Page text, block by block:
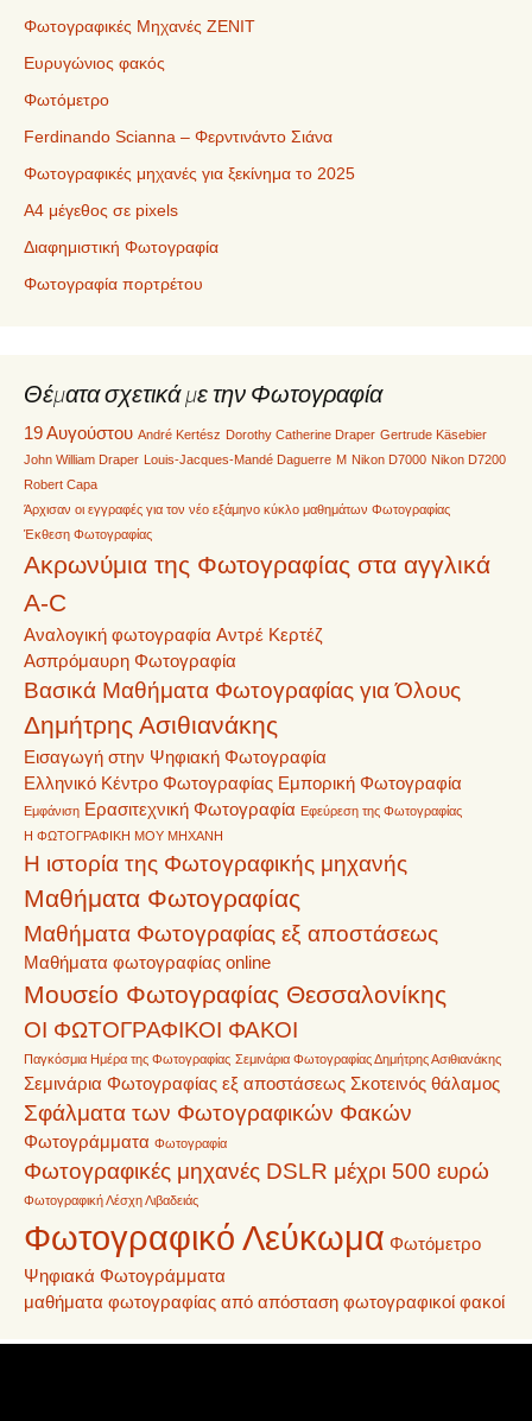
Φωτογραφικές Μηχανές ZENIT
Ευρυγώνιος φακός
Φωτόμετρο
Ferdinando Scianna – Φερντινάντο Σιάνα
Φωτογραφικές μηχανές για ξεκίνημα το 2025
Α4 μέγεθος σε pixels
Διαφημιστική Φωτογραφία
Φωτογραφία πορτρέτου
Θέματα σχετικά με την Φωτογραφία
19 Αυγούστου André Kertész Dorothy Catherine Draper Gertrude Käsebier
John William Draper Louis-Jacques-Mandé Daguerre M Nikon D7000 Nikon D7200
Robert Capa
Άρχισαν οι εγγραφές για τον νέο εξάμηνο κύκλο μαθημάτων Φωτογραφίας
Έκθεση Φωτογραφίας
Ακρωνύμια της Φωτογραφίας στα αγγλικά
A-C
Αναλογική φωτογραφία Αντρέ Κερτέζ
Ασπρόμαυρη Φωτογραφία
Βασικά Μαθήματα Φωτογραφίας για Όλους
Δημήτρης Ασιθιανάκης
Εισαγωγή στην Ψηφιακή Φωτογραφία
Ελληνικό Κέντρο Φωτογραφίας Εμπορική Φωτογραφία
Εμφάνιση Ερασιτεχνική Φωτογραφία Εφεύρεση της Φωτογραφίας
Η ΦΩΤΟΓΡΑΦΙΚΗ ΜΟΥ ΜΗΧΑΝΗ
Η ιστορία της Φωτογραφικής μηχανής
Μαθήματα Φωτογραφίας
Μαθήματα Φωτογραφίας εξ αποστάσεως
Μαθήματα φωτογραφίας online
Μουσείο Φωτογραφίας Θεσσαλονίκης
ΟΙ ΦΩΤΟΓΡΑΦΙΚΟΙ ΦΑΚΟΙ
Παγκόσμια Ημέρα της Φωτογραφίας Σεμινάρια Φωτογραφίας Δημήτρης Ασιθιανάκης
Σεμινάρια Φωτογραφίας εξ αποστάσεως Σκοτεινός θάλαμος
Σφάλματα των Φωτογραφικών Φακών
Φωτογράμματα Φωτογραφία
Φωτογραφικές μηχανές DSLR μέχρι 500 ευρώ
Φωτογραφική Λέσχη Λιβαδειάς
Φωτογραφικό Λεύκωμα Φωτόμετρο
Ψηφιακά Φωτογράμματα
μαθήματα φωτογραφίας από απόσταση φωτογραφικοί φακοί